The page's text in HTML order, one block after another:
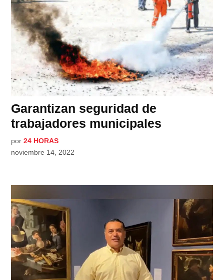
Garantizan seguridad de
trabajadores municipales
por 24 HORAS
noviembre 14, 2022